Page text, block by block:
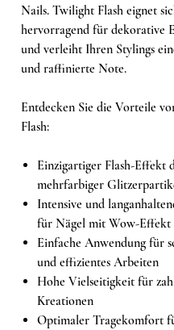
Nails. Twilight Flash eignet
hervorragend für dekorative
und verleiht Ihren Stylings
und raffinierte Note.
Entdecken Sie die Vorteile
Flash:
Einzigartiger Flash-Effekt
mehrfarbiger
Intensive und
für Nägel mit Wow-Effekt
Einfache Anwendung für
und effizientes Arbeiten
Hohe Vielseitigkeit für
Kreationen
Optimaler Tragekomfort